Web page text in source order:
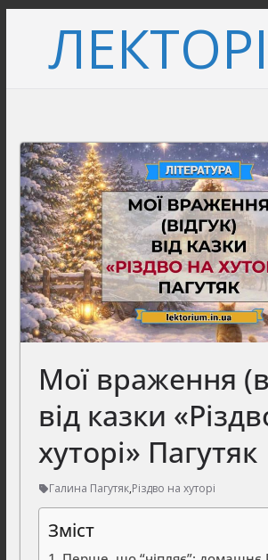
вмісту
Мої враження
від казки
хуторі» Пагутяк
Галина Пагутяк,Різдво на хуторі
Зміст